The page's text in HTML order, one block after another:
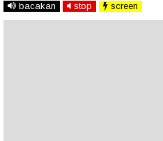
bacakan stop screen